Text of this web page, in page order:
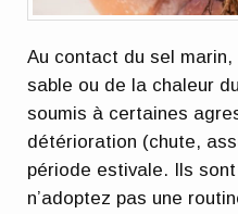
Au contact du sel
sable ou de la chaleur
soumis à certaines
détérioration (chute,
période estivale. Ils
n’adoptez pas une